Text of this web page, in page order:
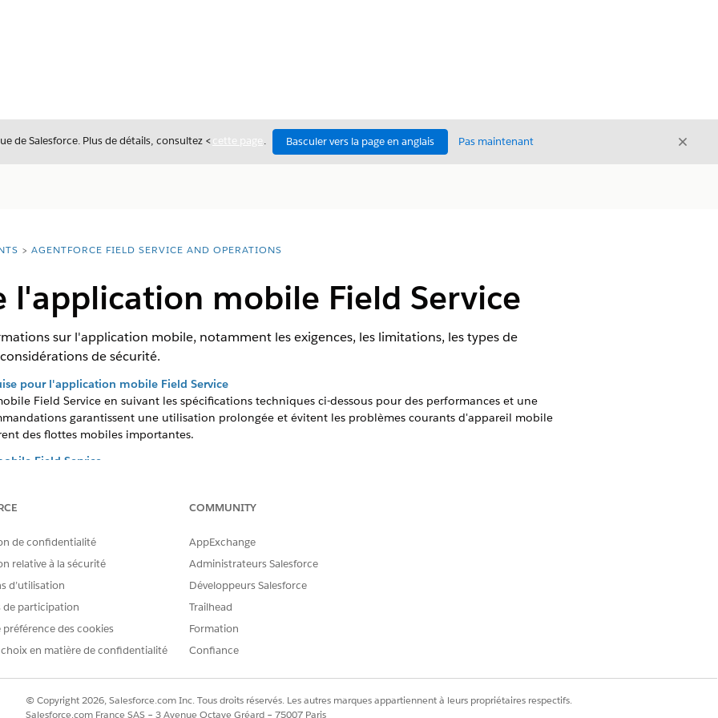
de Salesforce. Plus de détails, consultez <cette page . Basculer vers la page en anglais Pas maintenant Fermer
AGENTFORCE FIELD SERVICE AND OPERATIONS
l'application mobile Field Service
sur l'application mobile, notamment les exigences, les limitations, les types de
de sécurité.
pour l'application mobile Field Service
Field Service en suivant les spécifications techniques ci-dessous pour des performances et une
garantissent une utilisation prolongée et évitent les problèmes courants d'appareil mobile
des flottes mobiles importantes.
Field Service
l'application mobile Field Service
en mode hors ligne.
les données recueillies par l'application mobile Field Service (Android et iOS).
dans l'application mobile Field Service
qui sont pris en charge dans l'application mobile Field Service pour Android et iOS.
l'application mobile Field Service
un champ lors de l'exécution d'une action rapide dépend de plusieurs facteurs.
de confidentialité
relative à la sécurité
d’utilisation
de participation
des cookies
choix en matière de confidentialité
COMMUNITY
AppExchange
Administrateurs Salesforce
Développeurs Salesforce
Trailhead
Formation
Confiance
© Copyright 2026, Salesforce.com Inc. Tous droits réservés. Les autres marques appartiennent à leurs propriétaires respectifs.
Salesforce.com France SAS – 3 Avenue Octave Gréard – 75007 Paris